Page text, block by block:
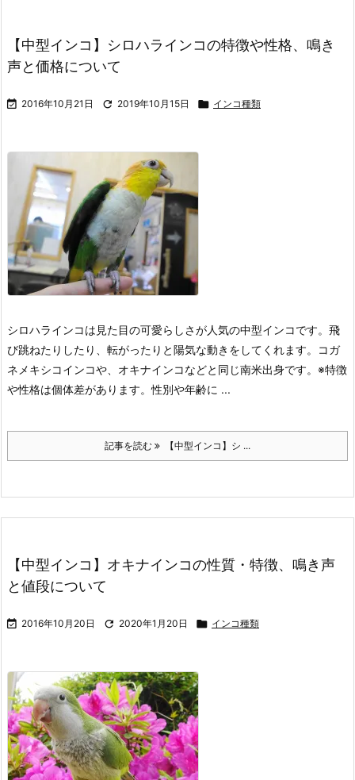
【中型インコ】シロハラインコの特徴や性格、鳴き
声と価格について
 2016年10月21日  2019年10月15日  インコ種類
シロハラインコは見た目の可愛らしさが人気の中型インコです。飛
び跳ねたりしたり、転がったりと陽気な動きをしてくれます。コガ
ネメキシコインコや、オキナインコなどと同じ南米出身です。 ※特徴
や性格は個体差があります。性別や年齢に ...
記事を読む 【中型インコ】シ ...
【中型インコ】オキナインコの性質・特徴、鳴き声
と値段について
 2016年10月20日  2020年1月20日  インコ種類